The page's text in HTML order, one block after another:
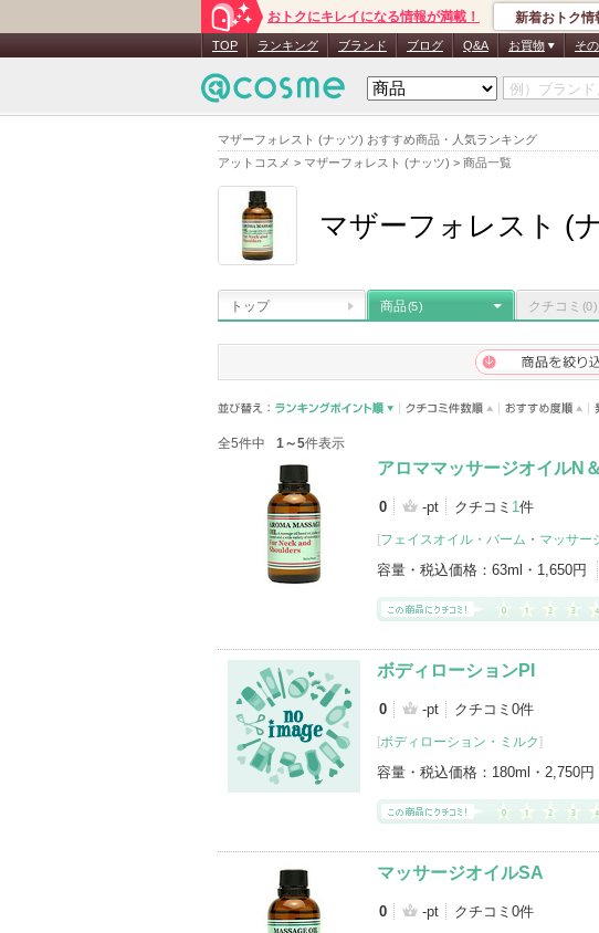
マザーフォレスト (ナッツ) おすすめ商品・人気ランキング
アットコスメ > マザーフォレスト (ナッツ) > 商品一覧
おトクにキレイになる情報が満載！ 新着おトク情
TOP ランキング ブランド ブログ Q&A お買物 そ
マザーフォレスト (
トップ 商品(5) クチコミ (0)
全5件中 1～5件表示
アロママッサージオイルN
0 -pt クチコミ 1件
[フェイスオイル・バーム ・ マッサー
容量・税込価格： 63ml・1,650円
ボディローションPI
0 -pt クチコミ0件
[ボディローション・ミルク]
容量・税込価格： 180ml・2,750円
マッサージオイルSA
0 -pt クチコミ0件